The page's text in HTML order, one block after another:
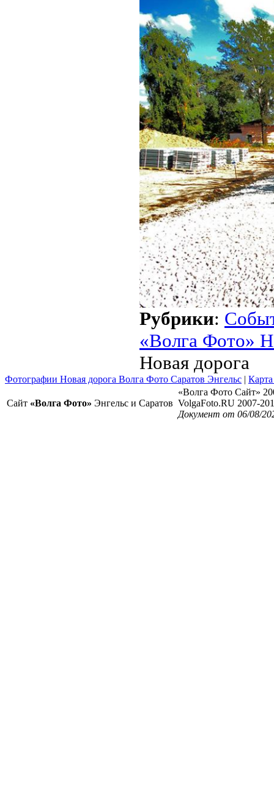
Рубрики:
«Волга Фото»
Новая дорога
Фотографии Новая дорога Волга Фото Саратов Энгельс | Карта
Сайт «Волга Фото» Энгельс и Саратов
«Волга Фото Сайт»
VolgaFoto.RU 2007-
Документ от 06/08/